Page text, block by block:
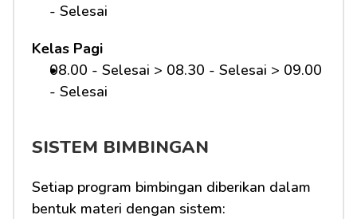
- Selesai
Kelas Pagi
08.00 - Selesai > 08.30 - Selesai > 09.00
- Selesai
SISTEM BIMBINGAN
Setiap program bimbingan diberikan dalam
bentuk materi dengan sistem: